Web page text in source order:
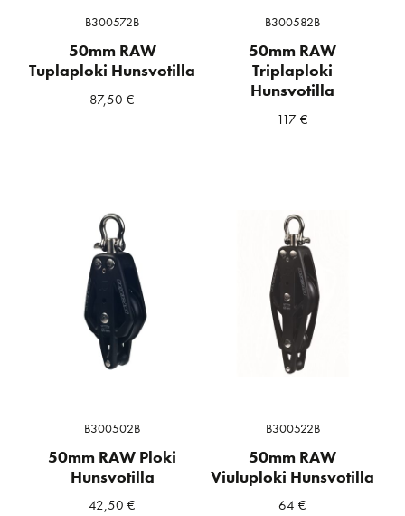
B300572B
50mm RAW
Tuplaploki Hunsvotilla
87,50€
B300582B
50mm RAW
Triplaploki
Hunsvotilla
117€
B300502B
50mm RAW Ploki
Hunsvotilla
42,50€
B300522B
50mm RAW
Viuluploki Hunsvotilla
64€